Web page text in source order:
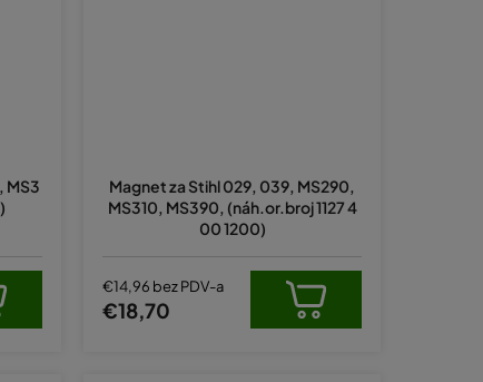
MS3
Magnet za Stihl 029, 039, MS290,
MS310, MS390, (náh.or.broj 1127 4
00 1200)
€14,96 bez PDV-a
€18,70